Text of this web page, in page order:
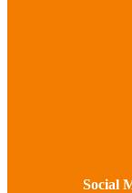
Social